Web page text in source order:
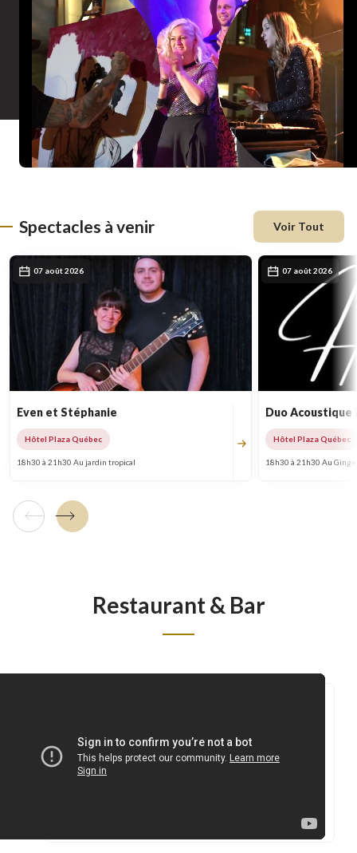
Spectacles à venir Voir Tout
07 août 2026
Even et Stéphanie
Hôtel Plaza Québec
18h30 à 21h30 Au jardin tropical
07 août 2026
Duo Acoustique
Hôtel Plaza Québec
18h30 à 21h30 Au
Tuile précédente
Tuile suivante
Restaurant & Bar